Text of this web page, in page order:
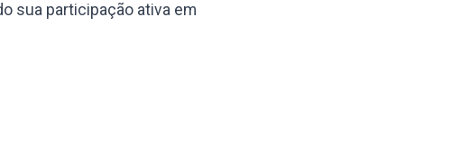
sua participação ativa em